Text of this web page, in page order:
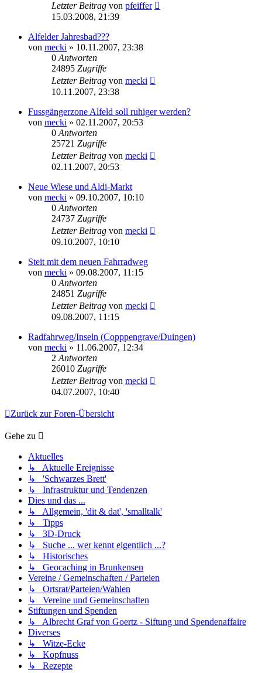
Letzter Beitrag von pfeiffer
15.03.2008, 21:39
Alfelder Jahresbad???
von mecki » 10.11.2007, 23:38
0 Antworten
24895 Zugriffe
Letzter Beitrag von mecki
10.11.2007, 23:38
Fussgängerzone Alfeld soll ruhiger werden?
von mecki » 02.11.2007, 20:53
0 Antworten
25721 Zugriffe
Letzter Beitrag von mecki
02.11.2007, 20:53
Neue Wiese und Aldi-Markt
von mecki » 09.10.2007, 10:10
0 Antworten
24737 Zugriffe
Letzter Beitrag von mecki
09.10.2007, 10:10
Steit mit dem neuen Fahrradweg
von mecki » 09.08.2007, 11:15
0 Antworten
24851 Zugriffe
Letzter Beitrag von mecki
09.08.2007, 11:15
Radfahrweg/Inseln (Copppengrave/Duingen)
von mecki » 11.06.2007, 12:34
2 Antworten
26010 Zugriffe
Letzter Beitrag von mecki
04.07.2007, 10:40
Zurück zur Foren-Übersicht
Gehe zu
Aktuelles
↳ Aktuelle Ereignisse
↳ 'Schwarzes Brett'
↳ Infrastruktur und Tendenzen
Dies und das ...
↳ Allgemein, 'dit & dat', 'smalltalk'
↳ Tipps
↳ 3D-Druck
↳ Suche ... wer kennt eigentlich ...?
↳ Historisches
↳ Geocaching in Brunkensen
Vereine / Gemeinschaften / Parteien
↳ Ortsrat/Parteien/Wahlen
↳ Vereine und Gemeinschaften
Stiftungen und Spenden
↳ Albrecht Graf von Goertz - Siftung und Spendenaffaire
Diverses
↳ Witze-Ecke
↳ Kopfnuss
↳ Rezepte